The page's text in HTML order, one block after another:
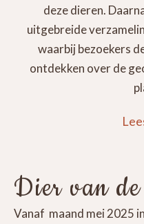
deze dieren.
uitgebreide
waarbij bezoekers
ontdekken over de
Dier van
Vanaf maand mei 2025